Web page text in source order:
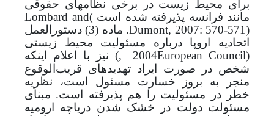
برای محیط زیست در برخی نظام­های حقوقی
مانند فرانسه پذیرفته شده است(
Lombard and
Dumont, 2007: 570-571)
.
ماده (3) دستورالعمل
اتحادیه اروپا درباره مسئولیت محیط زیستی
(
European Council
, 2004
) نیز با اعلام اینکه
شخص در صورت ایراد تهدیدهای قریب‌الوقوع
منجر به بروز خسارت مسئول است، نظریه
خطر در مسئولیت را هم پذیرفته است. مبنای
مسئولت دولت در خشک شدن دریاچه ارومیه